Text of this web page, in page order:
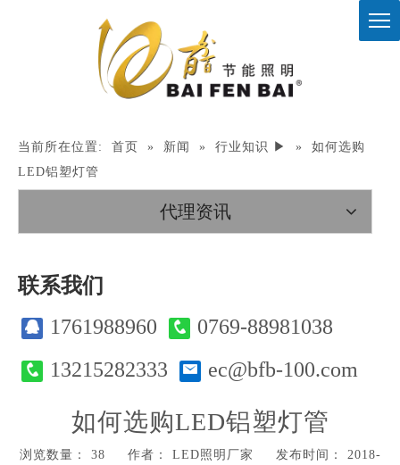
当前所在位置: 首页 » 新闻 » 行业知识 ▶ »
如何选购
LED铝塑灯管
代理资讯
联系我们
1761988960
0769-88981038
13215282333
ec@bfb-100.com
如何选购LED铝塑灯管
浏览数量： 38 作者： LED照明厂家 发布时间： 2018-